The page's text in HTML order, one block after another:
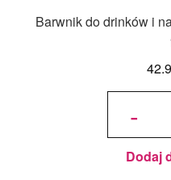
Barwnik do drinków i
-
ilość
napojów
Gliter -
Aquamarine
10g
Dodaj